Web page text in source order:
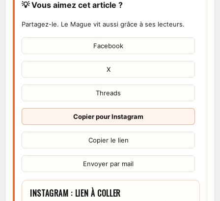
💡 Vous aimez cet article ?
Partagez-le. Le Mague vit aussi grâce à ses lecteurs.
Facebook
X
Threads
Copier pour Instagram
Copier le lien
Envoyer par mail
INSTAGRAM : LIEN À COLLER